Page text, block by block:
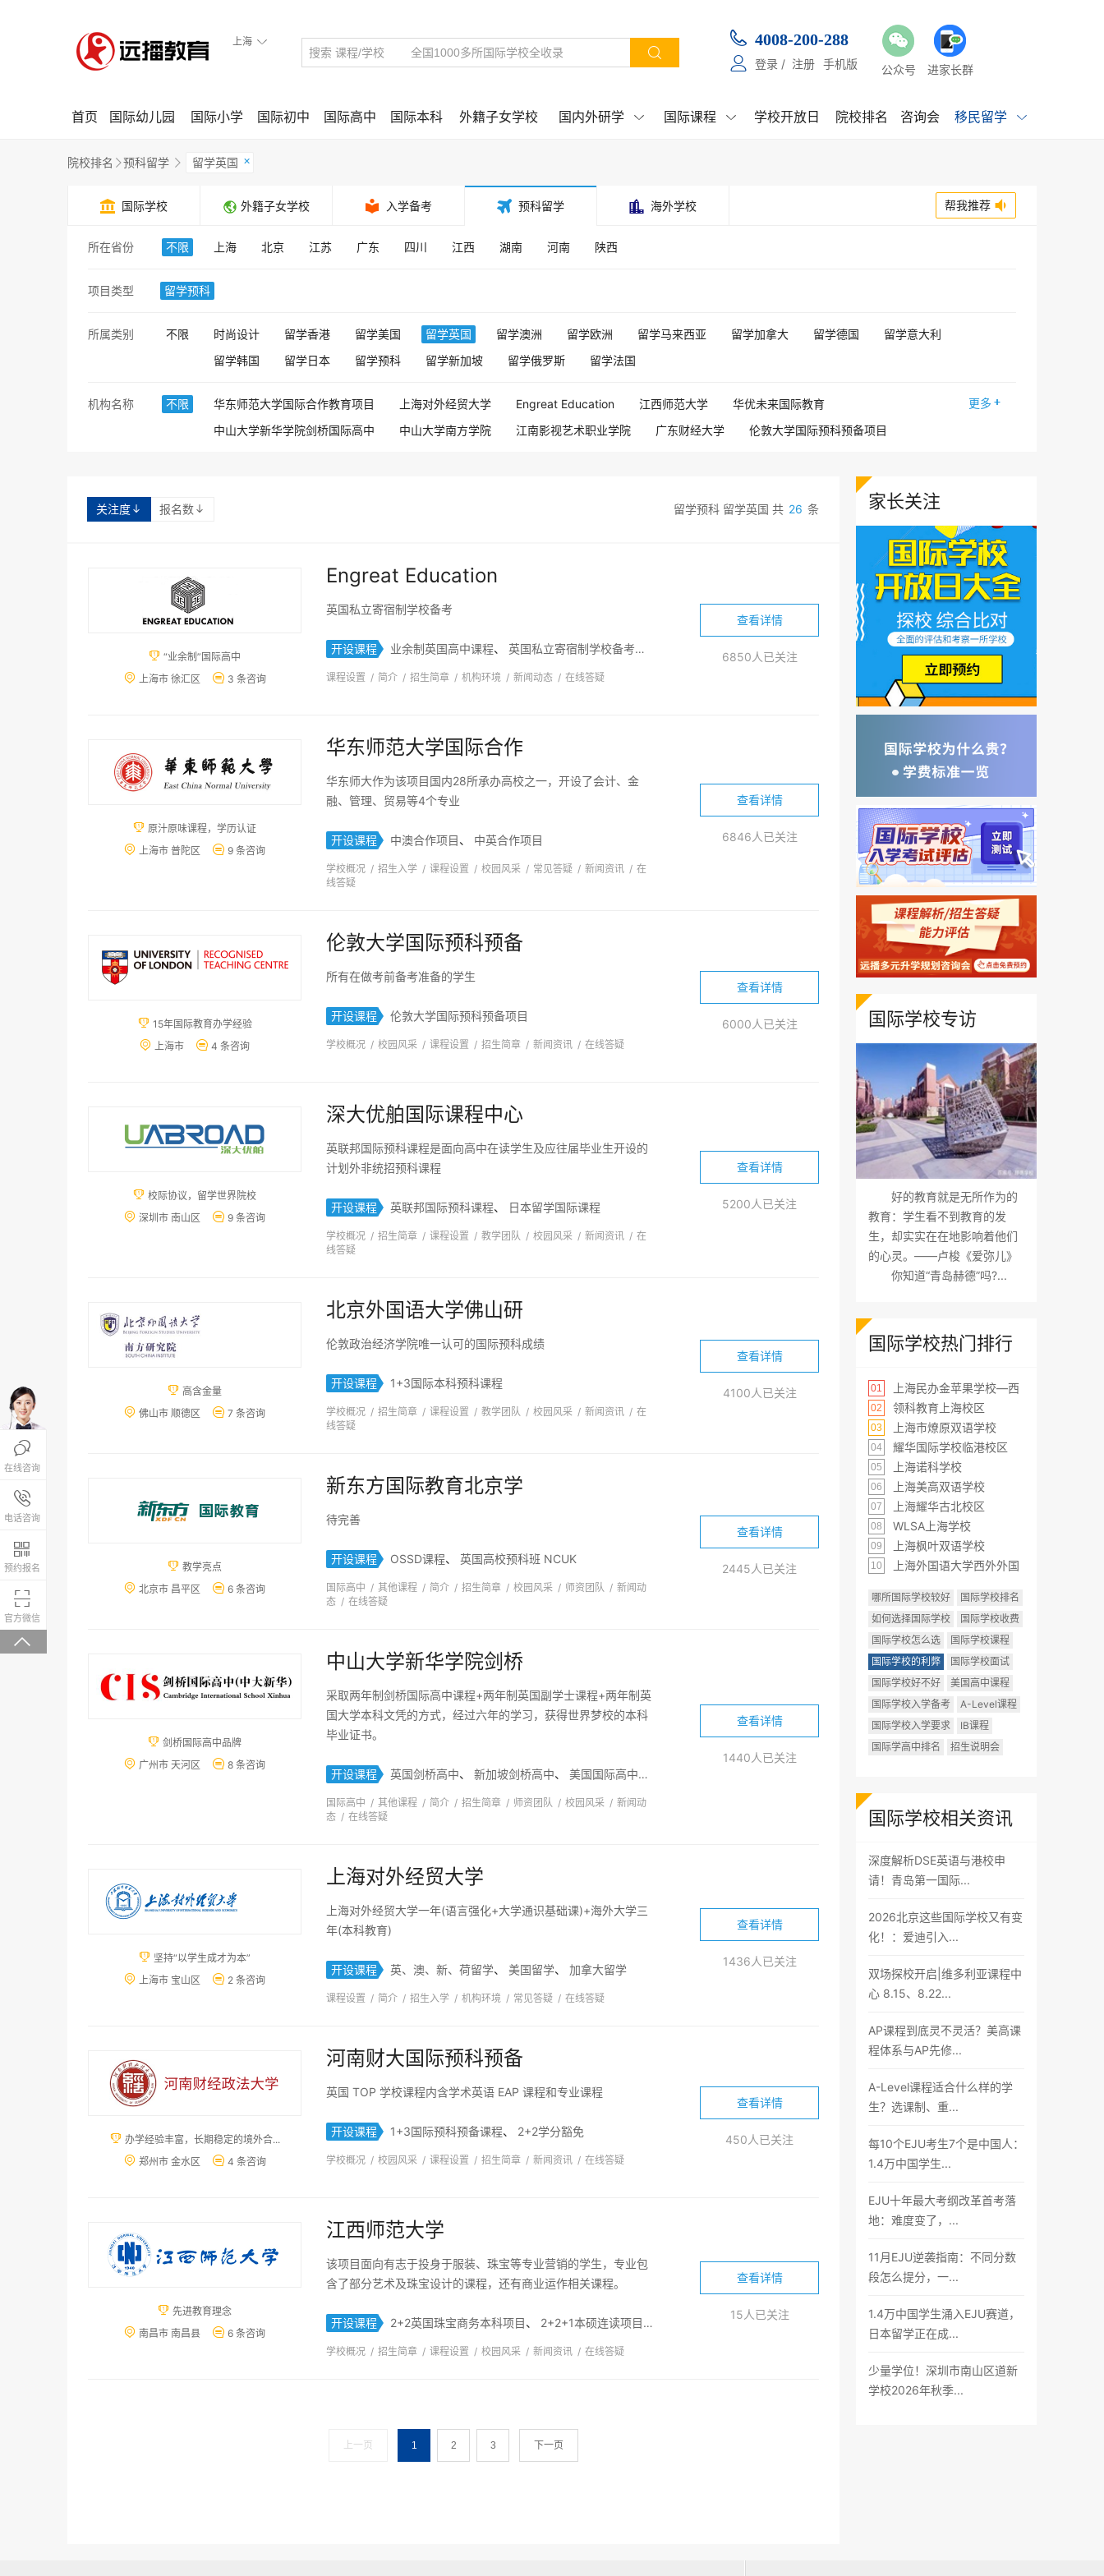
上海 

 4008-200-288
 登录 / 注册 手机版 公众号 进家长群
首页 国际幼儿园 国际小学 国际初中 国际高中 国际本科 外籍子女学校 国内外研学  国际课程  学校开放日 院校排名 咨询会 移民留学 
院校排名 预科留学  留学英国 ×
 国际学校 外籍子女学校  入学备考  预科留学  海外学校 帮我推荐 
所在省份 不限 上海 北京 江苏 广东 四川 江西 湖南 河南 陕西
项目类型 留学预科
所属类别 不限 时尚设计 留学香港 留学美国 留学英国 留学澳洲 留学欧洲 留学马来西亚 留学加拿大 留学德国
留学意大利
留学韩国
留学日本 留学预科 留学新加坡 留学俄罗斯 留学法国
机构名称 不限 华东师范大学国际合作教育项目 上海对外经贸大学 Engreat Education 江西师范大学
华优未来国际教育
中山大学新华学院剑桥国际高中
中山大学南方学院 江南影视艺术职业学院 广东财经大学
伦敦大学国际预科预备项目
3小时留学
广州新东方前途出国咨询
GE5教育英国伦敦研究院
更多 
留学预科 留学英国 共 26 条
关注度  报名数 
 “业余制”国际高中
 上海市 徐汇区  3 条咨询
Engreat Education
英国私立寄宿制学校备考
开设课程 业余制英国高中课程、 英国私立寄宿制学校备考、
课程设置 / 简介 / 招生简章 / 机构环境 / 新闻动态 / 在线答疑
查看详情
6850人已关注
 原汁原味课程，学历认证
 上海市 普陀区  9 条咨询
华东师范大学国际合作
华东师大作为该项目国内28所承办高校之一，开设了会计、金
融、管理、贸易等4个专业
开设课程 中澳合作项目、 中英合作项目
学校概况 / 招生入学 / 课程设置 / 校园风采 / 常见答疑 / 新闻资讯 / 在
线答疑
查看详情
6846人已关注
 15年国际教育办学经验
 上海市  4 条咨询
伦敦大学国际预科预备
所有在做考前备考准备的学生
开设课程 伦敦大学国际预科预备项目
学校概况 / 校园风采 / 课程设置 / 招生简章 / 新闻资讯 / 在线答疑
查看详情
6000人已关注
 校际协议，留学世界院校
 深圳市 南山区  9 条咨询
深大优舶国际课程中心
英联邦国际预科课程是面向高中在读学生及应往届毕业生开设的
计划外非统招预科课程
开设课程 英联邦国际预科课程、 日本留学国际课程
学校概况 / 招生简章 / 课程设置 / 教学团队 / 校园风采 / 新闻资讯 / 在
线答疑
查看详情
5200人已关注
 高含金量
 佛山市 顺德区  7 条咨询
北京外国语大学佛山研
伦敦政治经济学院唯一认可的国际预科成绩
开设课程 1+3国际本科预科课程
学校概况 / 招生简章 / 课程设置 / 教学团队 / 校园风采 / 新闻资讯 / 在
线答疑
查看详情
4100人已关注
 教学亮点
 北京市 昌平区  6 条咨询
新东方国际教育北京学
待完善
开设课程 OSSD课程、 英国高校预科班 NCUK
国际高中 / 其他课程 / 简介 / 招生简章 / 校园风采 / 师资团队 / 新闻动
态 / 在线答疑
查看详情
2445人已关注
 剑桥国际高中品牌
 广州市 天河区  8 条咨询
中山大学新华学院剑桥
采取两年制剑桥国际高中课程+两年制英国副学士课程+两年制英
国大学本科文凭的方式，经过六年的学习，获得世界梦校的本科
毕业证书。
开设课程 英国剑桥高中、 新加坡剑桥高中、 美国国际高中、
国际高中 / 其他课程 / 简介 / 招生简章 / 师资团队 / 校园风采 / 新闻动
态 / 在线答疑
查看详情
1440人已关注
 坚持“以学生成才为本”
 上海市 宝山区  2 条咨询
上海对外经贸大学
上海对外经贸大学一年(语言强化+大学通识基础课)+海外大学三
年(本科教育)
开设课程 英、澳、新、荷留学、 美国留学、 加拿大留学
课程设置 / 简介 / 招生入学 / 机构环境 / 常见答疑 / 在线答疑
查看详情
1436人已关注
 办学经验丰富，长期稳定的境外合...
 郑州市 金水区  4 条咨询
河南财大国际预科预备
英国 TOP 学校课程内含学术英语 EAP 课程和专业课程
开设课程 1+3国际预科预备课程、 2+2学分豁免
学校概况 / 校园风采 / 课程设置 / 招生简章 / 新闻资讯 / 在线答疑
查看详情
450人已关注
 先进教育理念
 南昌市 南昌县  6 条咨询
江西师范大学
该项目面向有志于投身于服装、珠宝等专业营销的学生，专业包
含了部分艺术及珠宝设计的课程，还有商业运作相关课程。
开设课程 2+2英国珠宝商务本科项目、 2+2+1本硕连读项目、 1+3KDU高校专升项目、2+2英国艺术设计本科项目
学校概况 / 招生简章 / 课程设置 / 校园风采 / 新闻资讯 / 在线答疑
查看详情
15人已关注
上一页 1 2 3 下一页
家长关注
国际学校专访
好的教育就是无所作为的
教育：学生看不到教育的发
生，却实实在在地影响着他们
的心灵。——卢梭《爱弥儿》
你知道“青岛赫德”吗?...
国际学校热门排行
01 上海民办金苹果学校—西
02 领科教育上海校区
03 上海市燎原双语学校
04 耀华国际学校临港校区
05 上海诺科学校
06 上海美高双语学校
07 上海耀华古北校区
08 WLSA上海学校
09 上海枫叶双语学校
10 上海外国语大学西外外国
哪所国际学校较好
国际学校排名
如何选择国际学校
国际学校收费
国际学校怎么选
国际学校课程
国际学校的利弊
国际学校面试
国际学校好不好
美国高中课程
国际学校入学备考
A-Level课程
国际学校入学要求
IB课程
国际学高中排名
招生说明会
国际学校相关资讯
深度解析DSE英语与港校申
请！青岛第一国际...
2026北京这些国际学校又有变
化！：爱迪引入...
双场探校开启|维多利亚课程中
心 8.15、8.22...
AP课程到底灵不灵活？美高课
程体系与AP先修...
A-Level课程适合什么样的学
生？选课制、重...
每10个EJU考生7个是中国人：
1.4万中国学生...
EJU十年最大考纲改革首考落
地：难度变了，...
11月EJU逆袭指南：不同分数
段怎么提分，一...
1.4万中国学生涌入EJU赛道，
日本留学正在成...
少量学位！深圳市南山区道新
学校2026年秋季...

在线咨询

电话咨询 4008-200-288

预约报名

官方微信
